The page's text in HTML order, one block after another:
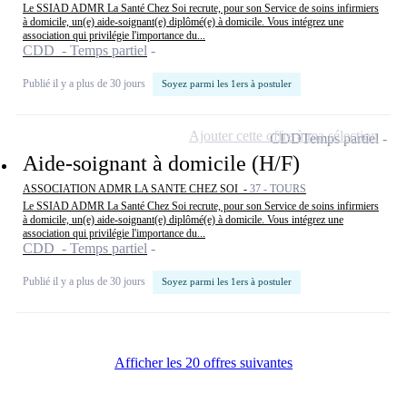
Le SSIAD ADMR La Santé Chez Soi recrute, pour son Service de soins infirmiers
à domicile, un(e) aide-soignant(e) diplômé(e) à domicile. Vous intégrez une
association qui privilégie l'importance du...
CDD - Temps partiel
Publié il y a plus de 30 jours Soyez parmi les 1ers à postuler
Aide-soignant à domicile (H/F)
ASSOCIATION ADMR LA SANTE CHEZ SOI - 37 - TOURS
Le SSIAD ADMR La Santé Chez Soi recrute, pour son Service de soins infirmiers
à domicile, un(e) aide-soignant(e) diplômé(e) à domicile. Vous intégrez une
association qui privilégie l'importance du...
CDD - Temps partiel
Publié il y a plus de 30 jours Soyez parmi les 1ers à postuler
CDDTemps partiel
Ajouter cette offre à ma sélection
Afficher les 20 offres suivantes